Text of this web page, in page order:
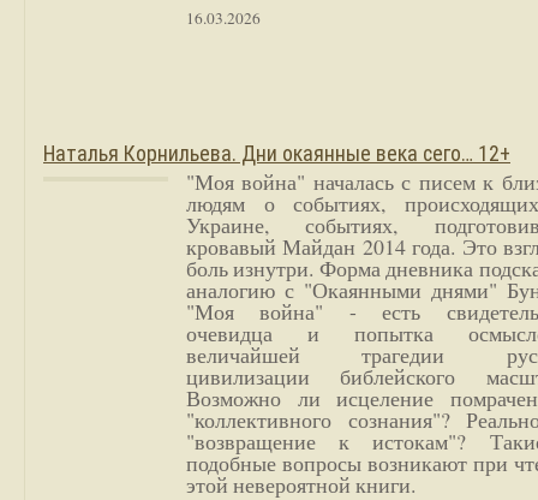
16.03.2026
Наталья Корнильева. Дни окаянные века сего… 12+
"Моя война" началась с писем к
людям о событиях,
Украине, событиях,
кровавый Майдан 2014 года. Это
боль изнутри. Форма дневника
аналогию с "Окаянными днями"
"Моя война" - есть
очевидца и попытка
величайшей трагедии
цивилизации библейского
Возможно ли исцеление
"коллективного сознания"?
"возвращение к истокам"?
подобные вопросы возникают при
этой невероятной книги.